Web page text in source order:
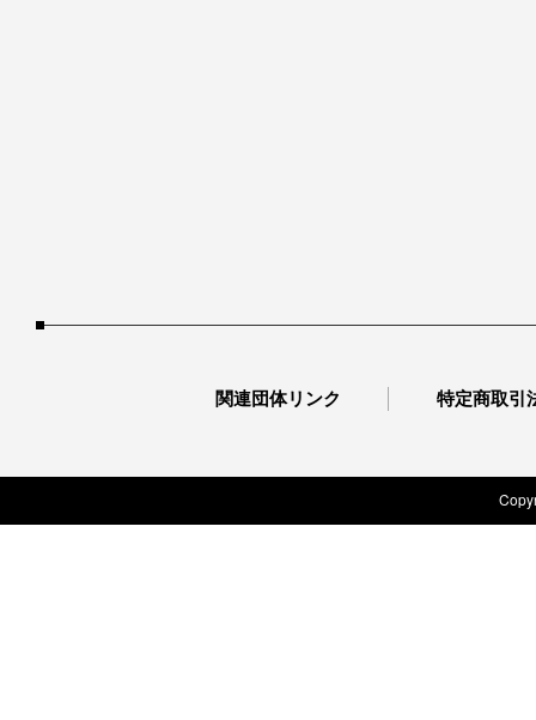
関連団体リンク 特定商取引